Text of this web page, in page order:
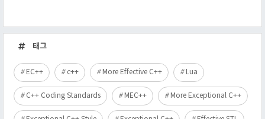
근
글
태그
EC++ c++ More Effective C++ Lua
C++ Coding Standards MEC++ More Exceptional C++